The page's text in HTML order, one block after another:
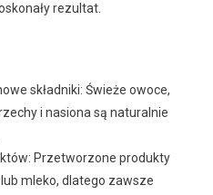
rezultat.
składniki: Świeże owoce,
i nasiona są naturalnie
Przetworzone produkty
mleko, dlatego zawsze